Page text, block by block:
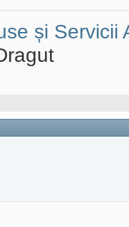
și Servicii